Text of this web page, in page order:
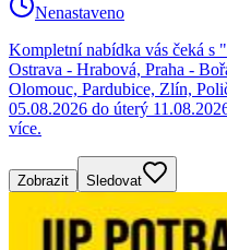
Nenastaveno
Kompletní nabídka vás čeká s
Ostrava - Hrabová, Praha -
Olomouc, Pardubice, Zlín,
05.08.2026 do úterý
více.
Zobrazit Sledovat